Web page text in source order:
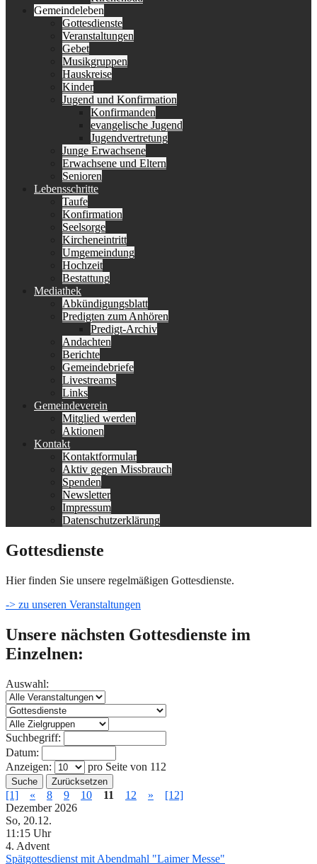
Gemeindeleben
Gottesdienste
Veranstaltungen
Gebet
Musikgruppen
Hauskreise
Kinder
Jugend und Konfirmation
Konfirmanden
evangelische Jugend
Jugendvertretung
Junge Erwachsene
Erwachsene und Eltern
Senioren
Lebensschritte
Taufe
Konfirmation
Seelsorge
Kircheneintritt
Umgemeindung
Hochzeit
Bestattung
Mediathek
Abkündigungsblatt
Predigten zum Anhören
Predigt-Archiv
Andachten
Berichte
Gemeindebriefe
Livestreams
Links
Gemeindeverein
Mitglied werden
Aktionen
Kontakt
Kontaktformular
Aktiv gegen Missbrauch
Spenden
Newsletter
Impressum
Datenschutzerklärung
Gottesdienste
Hier finden Sie unsere regelmäßigen Gottesdienste.
-> zu unseren Veranstaltungen
Unsere nächsten Gottesdienste im
Einzelnen:
Auswahl:
Suchbegriff:
Datum:
Anzeigen:
pro Seite von 112
Suche Zurücksetzen
[1] « 8 9 10 11 12 »
[12]
Dezember 2026
So, 20.12.
11:15 Uhr
4. Advent
Spätgottesdienst mit Abendmahl "Laimer Messe"